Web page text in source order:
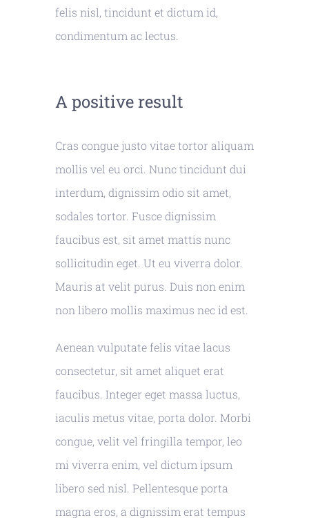
felis nisl, tincidunt et dictum id,
condimentum ac lectus.
A positive result
Cras congue justo vitae tortor aliquam
mollis vel eu orci. Nunc tincidunt dui
interdum, dignissim odio sit amet,
sodales tortor. Fusce dignissim
faucibus est, sit amet mattis nunc
sollicitudin eget. Ut eu viverra dolor.
Mauris at velit purus. Duis non enim
non libero mollis maximus nec id est.
Aenean vulputate felis vitae lacus
consectetur, sit amet aliquet erat
faucibus. Integer eget massa luctus,
iaculis metus vitae, porta dolor. Morbi
congue, velit vel fringilla tempor, leo
mi viverra enim, vel dictum ipsum
libero sed nisl. Pellentesque porta
magna eros, a dignissim erat tempus